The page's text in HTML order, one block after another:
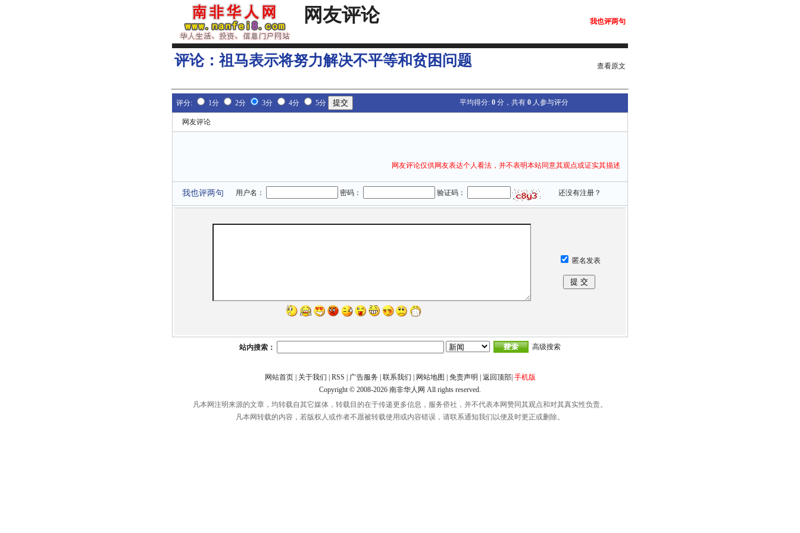
网友评论 我也评两句
评论：祖马表示将努力解决不平等和贫困问题 查看原文
评分: 1分 2分 3分 4分 5分 平均得分: 0 分，共有 0 人参与评分
网友评论
网友评论仅供网友表达个人看法，并不表明本站同意其观点或证实其描述
我也评两句 用户名： 密码： 验证码： 还没有注册？
匿名发表
站内搜索： 高级搜索
网站首页| 关于我们 RSS 广告服务 联系我们 网站地图 免责声明 返回顶部| 手机版
Copyright © 2008-2026 南非华人网 All rights reserved.
凡本网注明来源的文章，均转载自其它媒体，转载目的在于传递更多信息，服务侨社，并不代表本网赞同其观点和对其真实性负责。
凡本网转载的内容，若版权人或作者不愿被转载使用或内容错误，请联系通知我们以便及时更正或删除。